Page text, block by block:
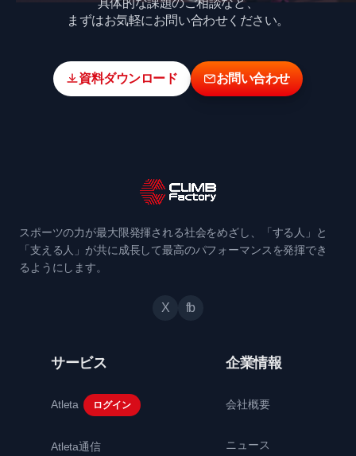
まずはお気軽にお問い合わせください。
資料ダウンロード お問い合わせ
スポーツの力が最大限発揮される社会をめざし、「する人」と
「支える人」が共に成長して最高のパフォーマンスを発揮でき
るようにします。
X fb
サービス
Atleta ログイン
Atleta通信
企業情報
会社概要
ニュース